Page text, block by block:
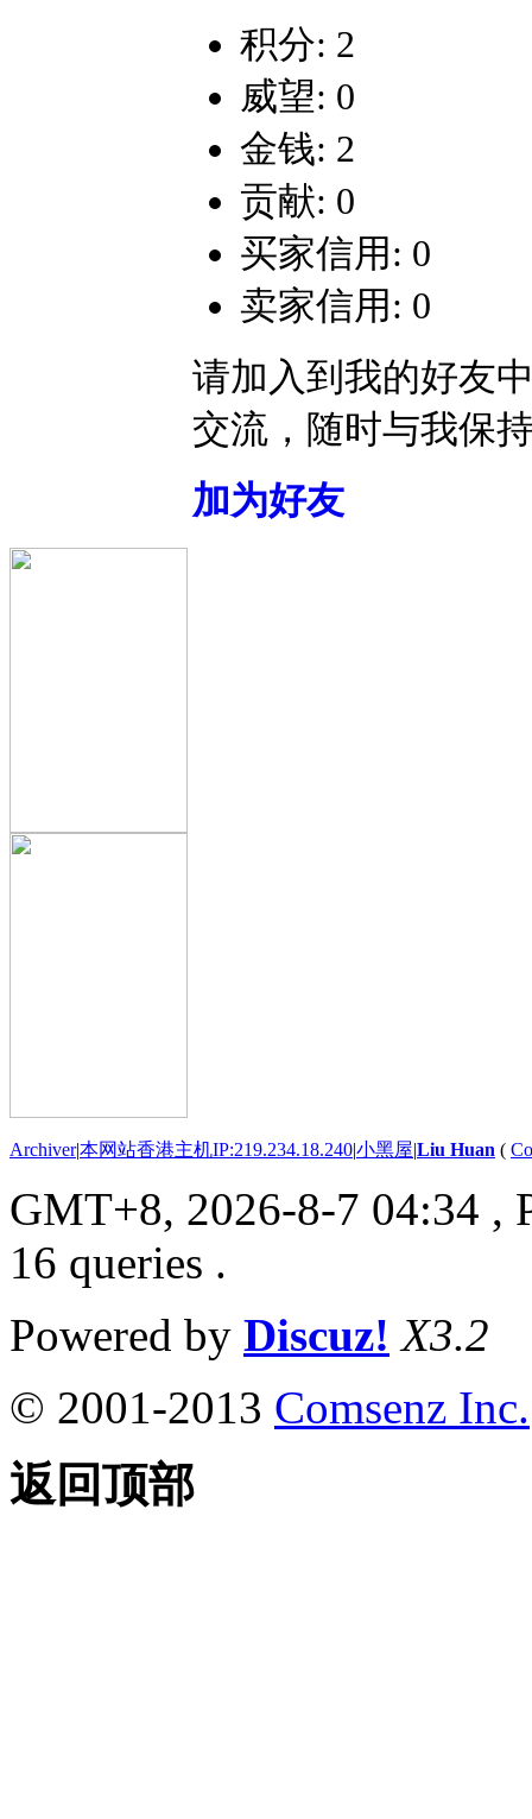
积分: 2
威望: 0
金钱: 2
贡献: 0
买家信用: 0
卖家信用: 0
请加入到我的好友
交流，随时与我保
加为好友
Archiver|本网站香港主机IP:219.234.18.240|小黑屋|Liu Huan (
GMT+8, 2026-8-7 04:34 ,
16 queries .
Powered by Discuz! X3.2
© 2001-2013 Comsenz Inc.
返回顶部